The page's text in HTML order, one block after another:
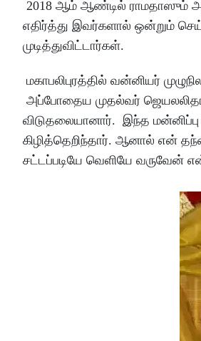
2018 ஆம் ஆண்டில் ராமதாஸும்
எதிர்த்து இவர்களால் ஒன்றும்
முடித்துவிட்டார்கள்.
மகாபலிபுரத்தில் வன்னியர்
அப்போதைய முதல்வர்
விடுதலையானார். இந்த
கிழித்தெறிந்தார். ஆனால் என்
சட்டப்படியே வெளியே வருவேன்